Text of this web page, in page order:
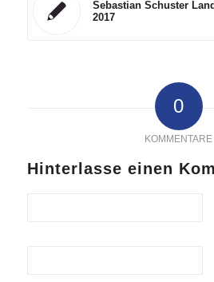
Sebastian Schuster
2017
0
KOMMENTARE
Hinterlasse einen